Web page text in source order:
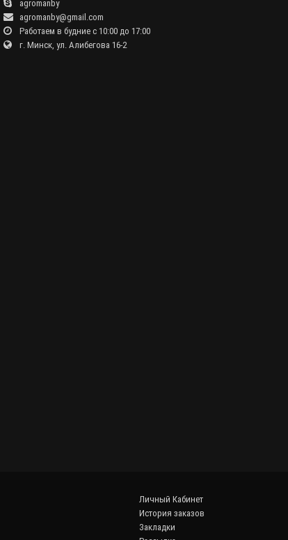
agromanby
agromanby@gmail.com
Работаем в будние с 10:00 до 17:00
г. Минск, ул. Алибегова 16-2
Личный Кабинет
История заказов
Закладки